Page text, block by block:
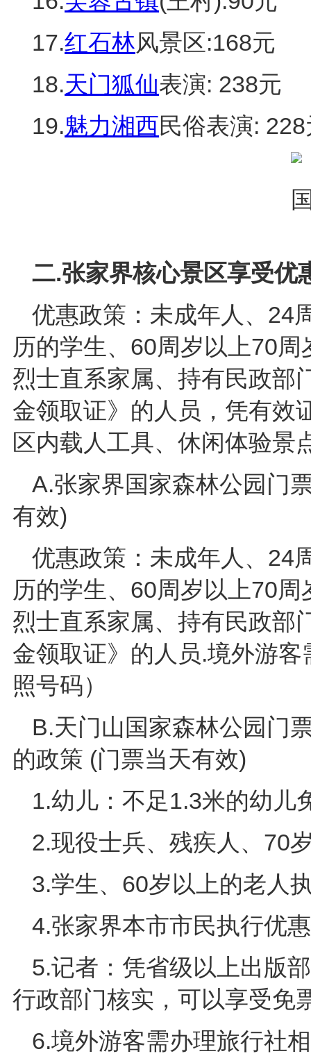
17.红石林风景区:168元
18.天门狐仙表演: 238元
19.魅力湘西民俗表演:
二.张家界核心景区享受优
优惠政策：未成年人、24
历的学生、60周岁以上70
烈士直系家属、持有民政部
金领取证》的人员，凭有效
区内载人工具、休闲体验景
A.张家界国家森林公园门
有效)
优惠政策：未成年人、24
历的学生、60周岁以上70
烈士直系家属、持有民政部
金领取证》的人员.境外游
照号码）
B.天门山国家森林公园门
的政策 (门票当天有效)
1.幼儿：不足1.3米的幼儿
2.现役士兵、残疾人、70
3.学生、60岁以上的老人
4.张家界本市市民执行优
5.记者：凭省级以上出版
行政部门核实，可以享受免
6.境外游客需办理旅行社